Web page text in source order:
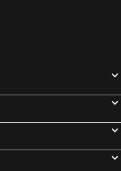
Catalunha Hotéis